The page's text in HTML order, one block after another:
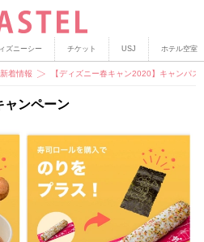
ズニーシー チケット USJ ホテル空室
新着情報 【ディズニー春キャン2020】キャンパ
ャンペーン